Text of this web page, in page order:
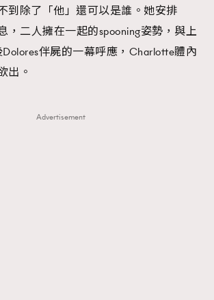
到除了「他」還可以是誰。她安排
，二人擁在一起的spooning姿勢，與上
伴屍的一幕呼應，Charlotte體內
出。
Advertisement